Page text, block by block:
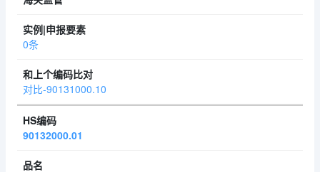
0条
对比-90131000.10
90132000.01